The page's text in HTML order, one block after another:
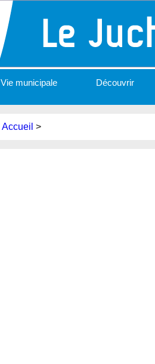
Vie municipale Découvrir
Accueil >